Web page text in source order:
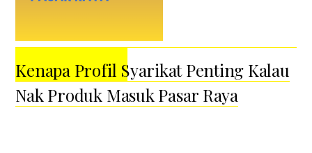
Kenapa Profil Syarikat Penting Kalau
Nak Produk Masuk Pasar Raya